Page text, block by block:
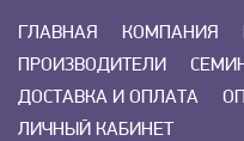
ГЛАВНАЯ КОМПАНИЯ
ПРОИЗВОДИТЕЛИ
ДОСТАВКА И ОПЛАТА
ЛИЧНЫЙ КАБИНЕТ